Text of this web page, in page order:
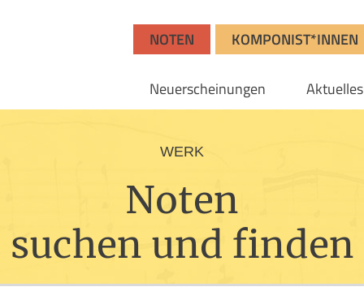
NOTEN KOMPONIST*INNEN
Neuerscheinungen Aktuelles
WERK
Noten
suchen und finden